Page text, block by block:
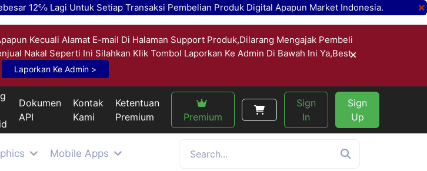
×
12℅ Lagi Untuk Setiap Transaksi Pembelian Produk Digital Apapun Market Indonesia.
Kecuali Alamat E-mail Di Halaman Support Produk,Dilarang Mengajak Pembeli
Nakal Seperti Ini Silahkan Klik Tombol Laporkan Ke Admin Di Bawah Ini Ya,Best
Laporkan Ke Admin >
Dokumen
API
Kontak
Kami
Ketentuan
Premium
Premium
Sign
In
Sign
Up
Mobile Apps